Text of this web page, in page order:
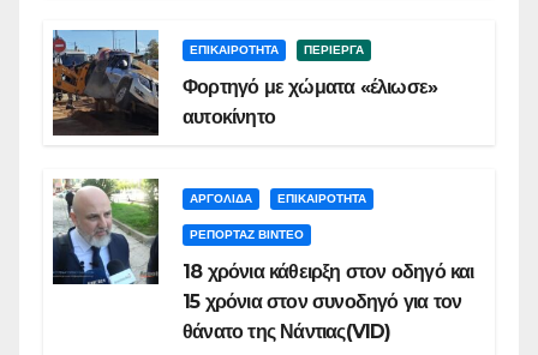
ΕΠΙΚΑΙΡΟΤΗΤΑ ΠΕΡΙΕΡΓΑ
Φορτηγό με χώματα «έλιωσε»
αυτοκίνητο
ΑΡΓΟΛΙΔΑ ΕΠΙΚΑΙΡΟΤΗΤΑ
ΡΕΠΟΡΤΑΖ ΒΙΝΤΕΟ
18 χρόνια κάθειρξη στον οδηγό και
15 χρόνια στον συνοδηγό για τον
θάνατο της Νάντιας(VID)